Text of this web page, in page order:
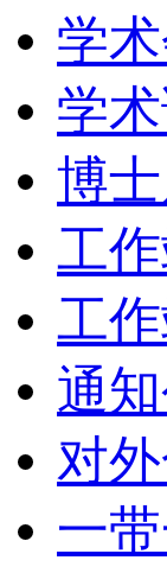
学
学
博
工
工
通
对
一